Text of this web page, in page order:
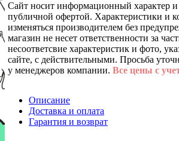
Сайт носит информационный характер и
публичной офертой. Характеристики и
изменяться производителем без
магазин не несет ответственности за
несоответсвие характеристик и фото,
сайте, с действительными. Просьба
у менеджеров компании. Все цены с
Описание
Доставка и оплата
Гарантия и возврат